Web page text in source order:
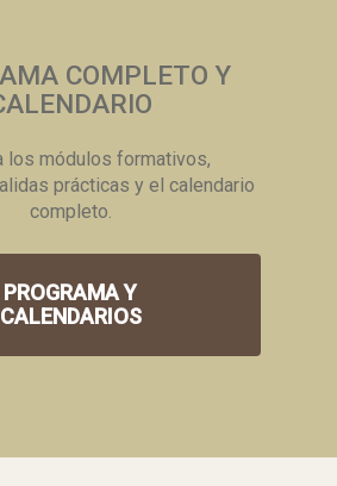
COMPLETO Y
los módulos formativos,
prácticas y el calendario
completo.
PROGRAMA Y
CALENDARIOS